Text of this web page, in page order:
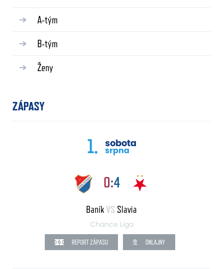
A-tým
B-tým
Ženy
ZÁPASY
1. sobota
srpna
0:4
BaníkVS Slavia
Chance Liga
REPORT ZÁPASU ONLAJNY